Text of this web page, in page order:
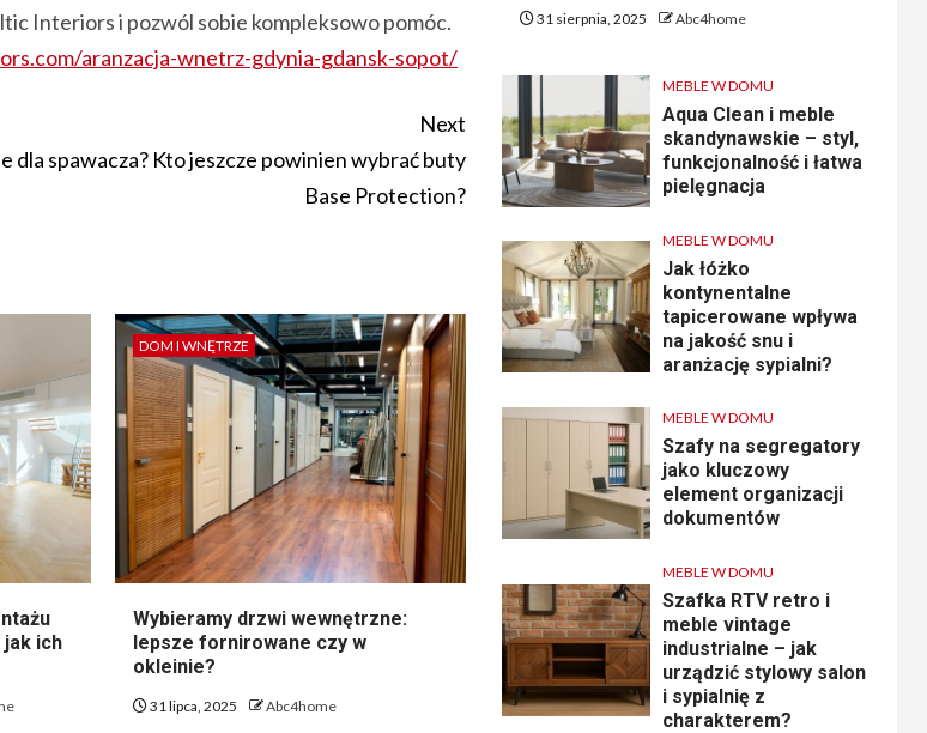
Interiors i pozwól sobie kompleksowo pomóc.
aranzacja-wnetrz-gdynia-gdansk-sopot/
Next
dla spawacza? Kto jeszcze powinien wybrać buty
Base Protection?
jak ich
DOM I WNĘTRZE
Wybieramy drzwi wewnętrzne:
lepsze fornirowane czy w
okleinie?
31 lipca, 2025 Abc4home
31 sierpnia, 2025 Abc4home
MEBLE W DOMU
Aqua Clean i meble
skandynawskie – styl,
funkcjonalność i łatwa
pielęgnacja
MEBLE W DOMU
Jak łóżko
kontynentalne
tapicerowane wpływa
na jakość snu i
aranżację sypialni?
MEBLE W DOMU
Szafy na segregatory
jako kluczowy
element organizacji
dokumentów
MEBLE W DOMU
Szafka RTV retro i
meble vintage
industrialne – jak
urządzić stylowy salon
i sypialnię z
charakterem?